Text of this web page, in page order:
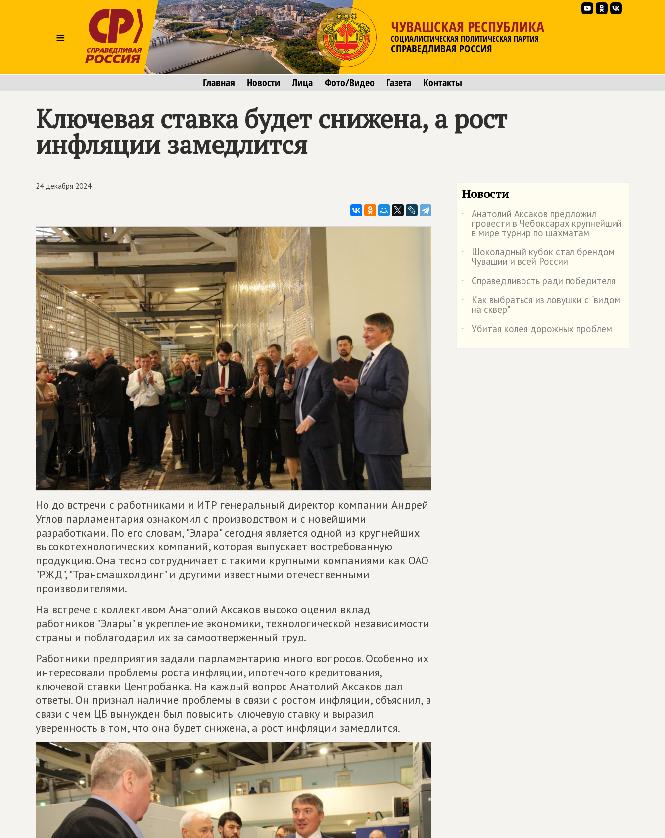
≡
ЧУВАШСКАЯ РЕСПУБЛИКА
СОЦИАЛИСТИЧЕСКАЯ ПОЛИТИЧЕСКАЯ ПАРТИЯ
СПРАВЕДЛИВАЯ РОССИЯ
Главная Новости Лица Фото/Видео Газета Контакты
Ключевая ставка будет снижена, а рост
инфляции замедлится
24 декабря 2024
Но до встречи с работниками и ИТР генеральный директор компании Андрей
Углов парламентария ознакомил с производством и с новейшими
разработками. По его словам, "Элара" сегодня является одной из крупнейших
высокотехнологических компаний, которая выпускает востребованную
продукцию. Она тесно сотрудничает с такими крупными компаниями как ОАО
"РЖД", "Трансмашхолдинг" и другими известными отечественными
производителями.
На встрече с коллективом Анатолий Аксаков высоко оценил вклад
работников "Элары" в укрепление экономики, технологической независимости
страны и поблагодарил их за самоотверженный труд.
Работники предприятия задали парламентарию много вопросов. Особенно их
интересовали проблемы роста инфляции, ипотечного кредитования,
ключевой ставки Центробанка. На каждый вопрос Анатолий Аксаков дал
ответы. Он признал наличие проблемы в связи с ростом инфляции, объяснил, в
связи с чем ЦБ вынужден был повысить ключевую ставку и выразил
уверенность в том, что она будет снижена, а рост инфляции замедлится.
Новости
˙ Анатолий Аксаков предложил
провести в Чебоксарах крупнейший
в мире турнир по шахматам
˙
Шоколадный кубок стал брендом
Чувашии и всей России
˙
Справедливость ради победителя
˙
Как выбраться из ловушки с "видом
на сквер"
˙
Убитая колея дорожных проблем